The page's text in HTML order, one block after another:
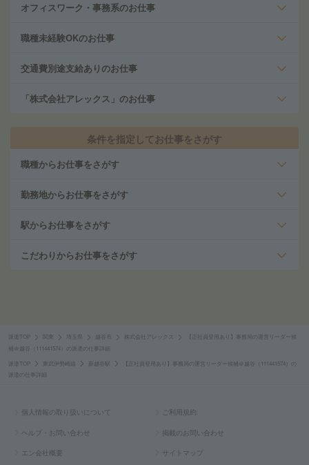
オフィスワーク・事務系のお仕事
職種未経験OKのお仕事
交通費別途支給ありのお仕事
「株式会社アレックス」のお仕事
条件を指定してお仕事をさがす
職種からお仕事をさがす
勤務地からお仕事をさがす
駅からお仕事をさがす
こだわりからお仕事をさがす
派遣TOP 埼玉県 越谷市 株式会社アレックス
【正社員登用あり】事務局の運営リーダー候
補＠越谷（111441574）の派遣の仕事詳細
派遣TOP 東武伊勢崎線 新越谷駅
【正社員登用あり】事務局の運営リーダー候補＠越谷（111441574）の
派遣の仕事詳細
個人情報の取り扱いについて ご利用規約
ヘルプ・お問い合わせ 掲載のお問い合わせ
エン会社概要 サイトマップ